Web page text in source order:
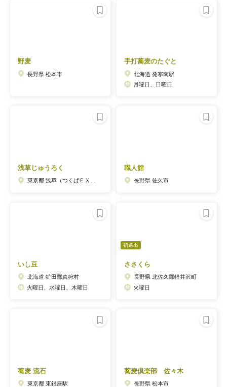
野麦
長野県 松本市
手打蕎麦のたぐと
北海道 発寒南駅
月曜日、日曜日
浅草じゅうろく 職人館
長野県 佐久市
いし豆
北海道 虻田郡真狩村
火曜日、水曜日、木曜日
初選出
ささくら
長野県 北佐久郡軽井沢町
火曜日
蕎麦 流石
東京都 東銀座駅
蕎麦倶楽部 佐々木
長野県 松本市